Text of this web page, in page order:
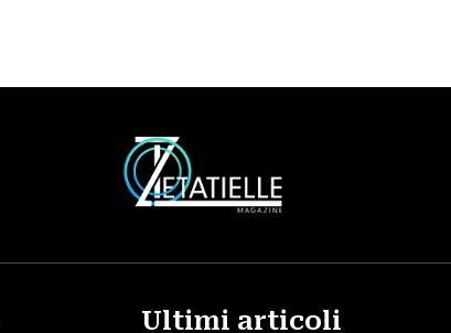
Ultimi articoli